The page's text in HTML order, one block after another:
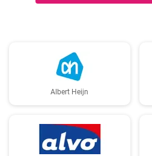
bij jou thuis ook in de smaak zal vallen!
Albert Heijn